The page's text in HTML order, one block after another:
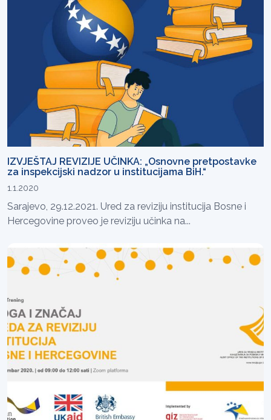
IZVJEŠTAJ REVIZIJE UČINKA: „Osnovne pretpostavke
za inspekcijski nadzor u institucijama BiH.“
1.1.2020
Sarajevo, 29.12.2021. Ured za reviziju institucija Bosne i
Hercegovine proveo je reviziju učinka na...